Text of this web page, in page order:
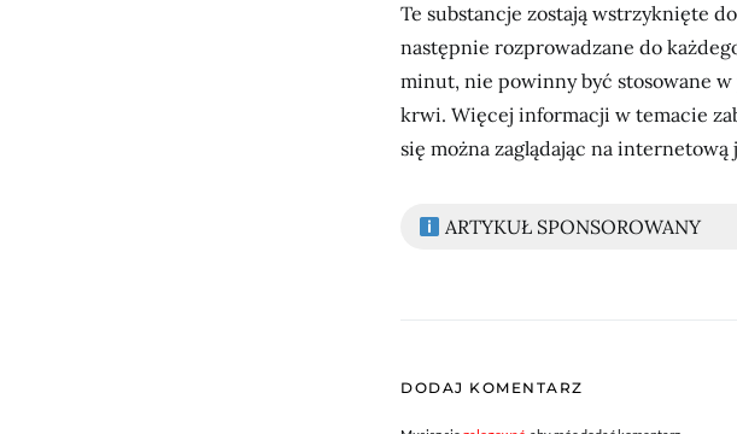
Te substancje zostają wstrzyknięte
następnie rozprowadzane do
minut, nie powinny być stosowane
krwi. Więcej informacji w temacie
się można zaglądając na
ARTYKUŁ SPONSOROWANY
DODAJ KOMENTARZ